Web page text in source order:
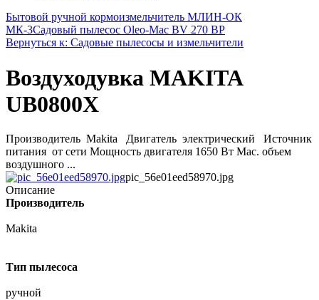
Бытовой ручной кормоизмельчитель МЛИН-ОК
МК-3Садовый пылесос Oleo-Mac BV 270 BP
Вернуться к: Садовые пылесосы и измельчители
Воздуходувка MAKITA
UB0800X
Производитель Makita Двигатель электрический Источник
питания от сети Мощность двигателя 1650 Вт Мас. объем
воздушного ...
pic_56e01eed58970.jpg
Описание
Производитель
Makita
Тип пылесоса
ручной